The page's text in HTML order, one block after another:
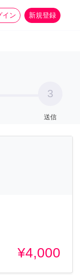
イン 新規登録
more_horiz
3
送信
¥4,000